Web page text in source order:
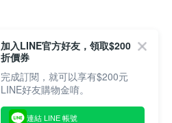
加入LINE官方好友，領取$200
折價券
完成訂閱，就可以享有$200元
LINE好友購物金唷。
連結 LINE 帳號